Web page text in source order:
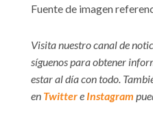
Fuente de imagen
Visita nuestro canal de
síguenos para obtener
estar al día con todo.
en Twittere Instagram